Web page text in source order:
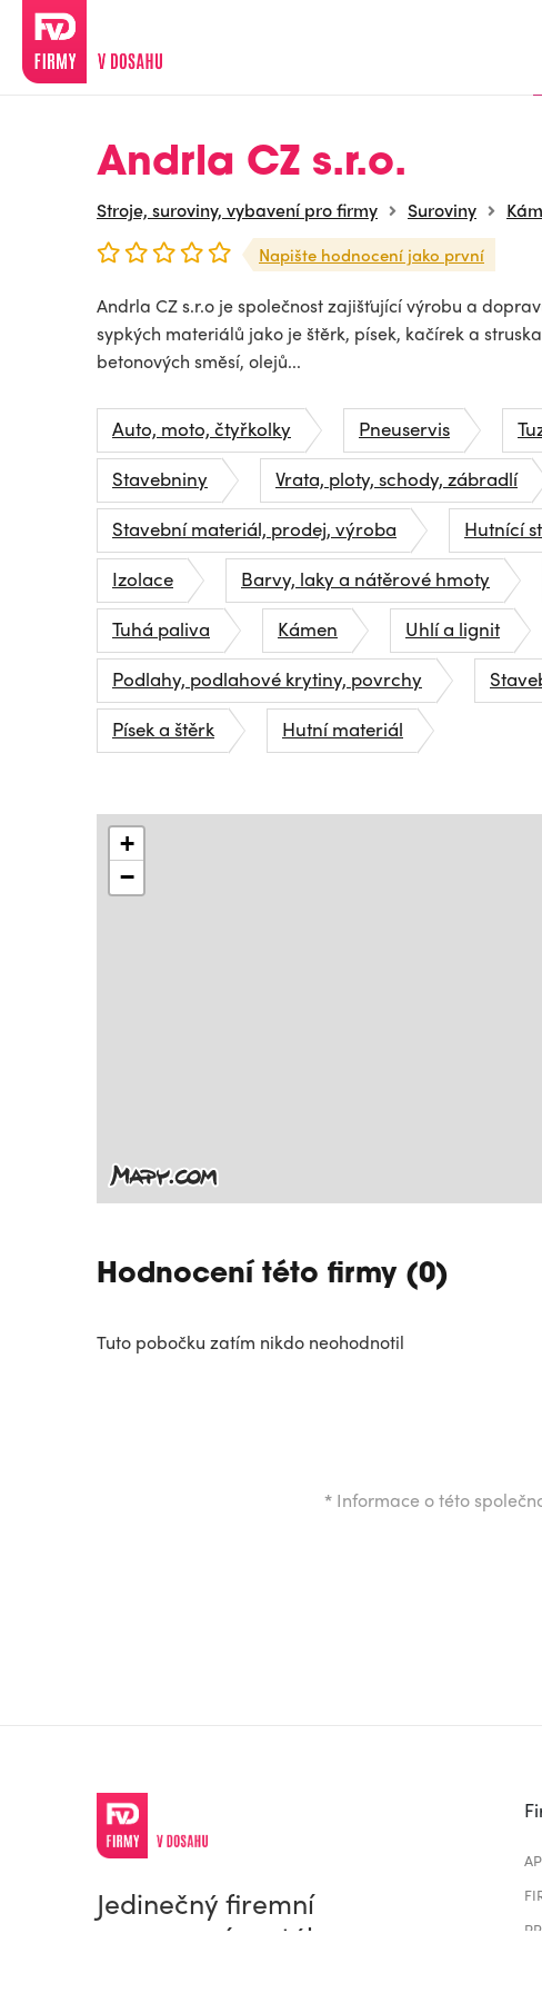
Andrla CZ s.r.o.
Stroje, suroviny, vybavení pro firmy Suroviny
Napište hodnocení jako první
Andrla CZ s.r.o je společnost zajišťující výrobu a
sypkých materiálů jako je štěrk, písek, kačírek a
betonových směsí, olejů...
Auto, moto, čtyřkolky Pneuservis
Stavebniny
Vrata, ploty, schody, zábradlí
Stavební materiál, prodej, výroba
Hutnící
Izolace
Barvy, laky a nátěrové hmoty
Tuhá paliva
Kámen
Uhlí a lignit
Podlahy, podlahové krytiny, povrchy
Písek a štěrk
Hutní materiál
+
−
Hodnocení této firmy (0)
Tuto pobočku zatím nikdo neohodnotil
* Informace o této
Jedinečný firemní
a pracovní portál